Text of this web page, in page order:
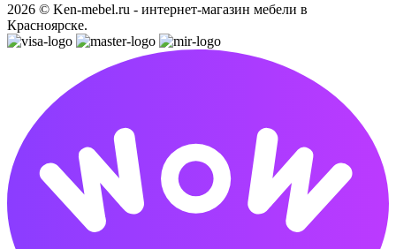
2026 © Ken-mebel.ru - интернет-магазин мебели в
Красноярске.